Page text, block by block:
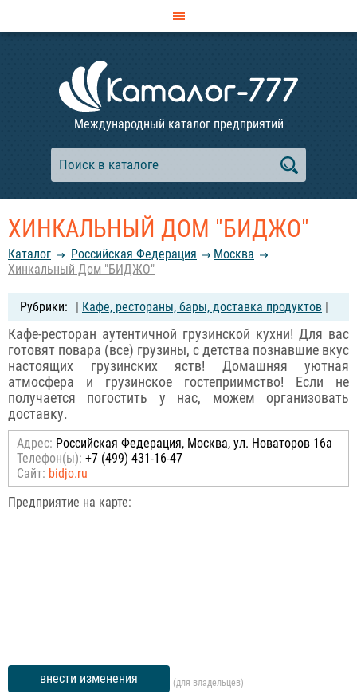
Международный каталог предприятий
ХИНКАЛЬНЫЙ ДОМ "БИДЖО"
Каталог Российcкая Федерация
Москва
Хинкальный Дом "БИДЖО"
| Кафе, рестораны, бары, доставка продуктов |
Кафе-ресторан аутентичной грузинской кухни! Для вас
готовят повара (все) грузины, с детства познавшие вкус
настоящих грузинских яств! Домашняя уютная
атмосфера и грузинское гостеприимство! Если не
получается погостить у нас, можем организовать
доставку.
Адрес: Российcкая Федерация, Москва, ул. Новаторов 16а
Телефон(ы): +7 (499) 431-16-47
Сайт: bidjo.ru
Предприятие на карте:
внести изменения (для владельцев)